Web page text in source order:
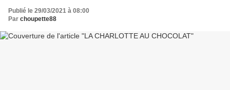
Publié le 29/03/2021 à 08:00
Par choupette88